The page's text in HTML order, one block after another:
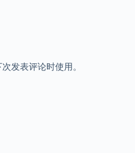
发表评论时使用。